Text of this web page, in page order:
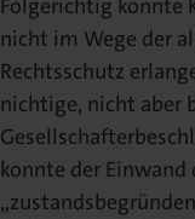
Folgerichtig konnte
nicht im Wege der
Rechtsschutz
nichtige, nicht aber
konnte der Einwand